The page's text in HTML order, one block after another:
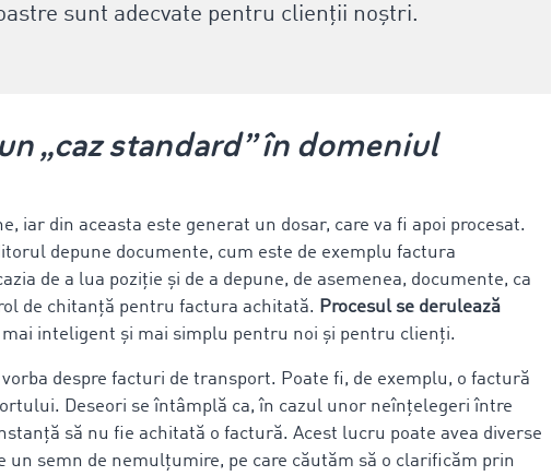
sunt adecvate pentru clienții noștri.
„caz standard” în domeniul
iar din aceasta este generat un dosar, care va fi apoi procesat.
depune documente, cum este de exemplu factura
de a lua poziție și de a depune, de asemenea, documente, ca
de chitanță pentru factura achitată. Procesul se derulează
inteligent și mai simplu pentru noi și pentru clienți.
despre facturi de transport. Poate fi, de exemplu, o factură
Deseori se întâmplă ca, în cazul unor neînțelegeri între
să nu fie achitată o factură. Acest lucru poate avea diverse
un semn de nemulțumire, pe care căutăm să o clarificăm prin